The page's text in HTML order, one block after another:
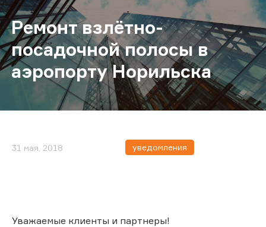
Ремонт взлётно-
посадочной полосы в
аэропорту Норильска
31 мая, 2018 уведомления
Уважаемые клиенты и партнеры!